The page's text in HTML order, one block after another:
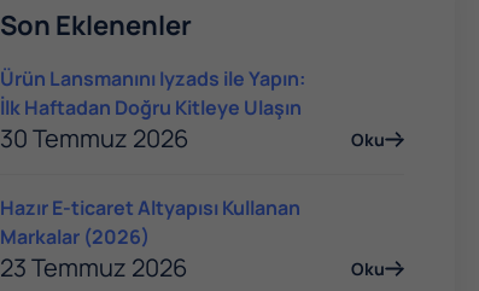
Son Eklenenler
Ürün Lansmanını Iyzads ile Yapın:
İlk Haftadan Doğru Kitleye Ulaşın
30 Temmuz 2026 Oku
Hazır E-ticaret Altyapısı Kullanan
Markalar (2026)
23 Temmuz 2026 Oku